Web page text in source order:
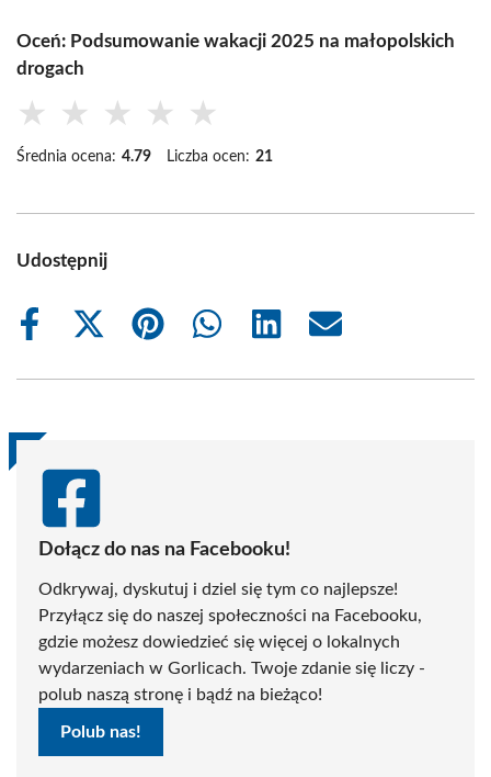
Oceń: Podsumowanie wakacji 2025 na małopolskich
drogach
★ ★ ★ ★ ★
Średnia ocena: 4.79 Liczba ocen: 21
Udostępnij
Share
Share
(Twitter)
Share
Share
Share
Share
Dołącz do nas na Facebooku!
Odkrywaj, dyskutuj i dziel się tym co najlepsze!
Przyłącz się do naszej społeczności na Facebooku,
gdzie możesz dowiedzieć się więcej o lokalnych
wydarzeniach w Gorlicach. Twoje zdanie się liczy -
polub naszą stronę i bądź na bieżąco!
Polub nas!